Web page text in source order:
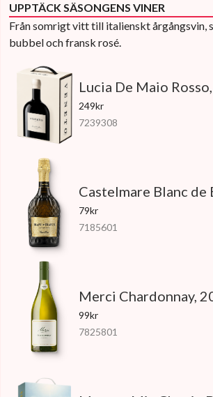
UPPTÄCK SÄSONGENS VINER
Från somrigt vitt till italienskt årgångsvin,
bubbel och fransk rosé.
Lucia De Maio
249kr
7239308
Castelmare Blanc de
79kr
7185601
Merci Chardonnay,
99kr
7825801